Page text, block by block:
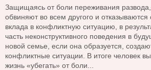
Защищаясь от боли переживания развода,
обвиняют во всем другого и
вклада в конфликтную ситуацию, в
часть неконструктивного поведения в
новой семье, если она образуется,
конфликтные ситуации. В итоге человек
жизнь «убегать» от боли...